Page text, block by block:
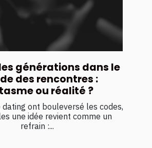
générations dans le
des rencontres :
ou réalité ?
dating ont bouleversé les codes,
une idée revient comme un
refrain :...